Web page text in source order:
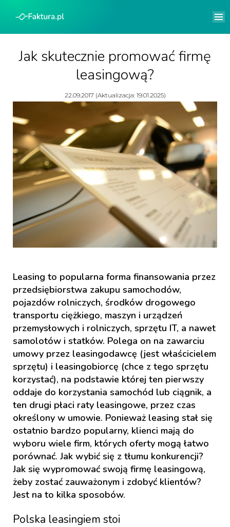
Jak skutecznie promować firmę
leasingową?
22.09.2017 (Aktualizacja: 19.01.2025)
Leasing to popularna forma finansowania przez
przedsiębiorstwa zakupu samochodów,
pojazdów rolniczych, środków drogowego
transportu ciężkiego, maszyn i urządzeń
przemysłowych i rolniczych, sprzętu IT, a nawet
samolotów i statków. Polega on na zawarciu
umowy przez leasingodawcę (jest właścicielem
sprzętu) i leasingobiorcę (chce z tego sprzętu
korzystać), na podstawie której ten pierwszy
oddaje do korzystania samochód lub ciągnik, a
ten drugi płaci raty leasingowe, przez czas
określony w umowie. Ponieważ leasing stał się
ostatnio bardzo popularny, klienci mają do
wyboru wiele firm, których oferty mogą łatwo
porównać. Jak wybić się z tłumu konkurencji?
Jak się wypromować swoją firmę leasingową,
żeby zostać zauważonym i zdobyć klientów?
Jest na to kilka sposobów.
Polska leasingiem stoi